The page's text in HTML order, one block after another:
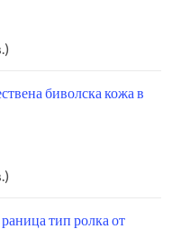
биволска кожа в
тип ролка от